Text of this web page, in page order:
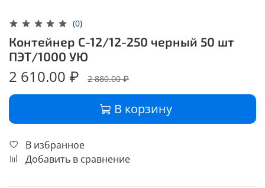
(0)
Контейнер С-12/12-250 черный 50 шт
ПЭТ/1000 УЮ
2 610.00 ₽ 2 880.00 ₽
В корзину
В избранное
Добавить в сравнение